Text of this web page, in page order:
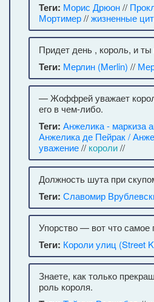
Теги: Морис Дрюон//
Мортимер//жизненные
Придет день , король, и ты
Теги: Мерлин (Merlin) //
— Жоффрей уважает
его в чем-либо.
Теги: Анжелика - маркиза
Анжелика де Пейрак /
уважение// короли//
Должность шута при
Теги: Славомир
Упорство — вот что самое
Теги: Короли улиц (Street
Знаете, как только
роль короля.